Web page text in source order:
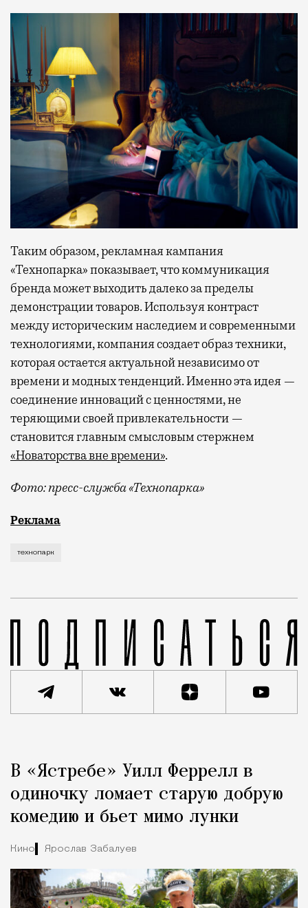
Таким образом, рекламная кампания
«Технопарка» показывает, что коммуникация
бренда может выходить далеко за пределы
демонстрации товаров. Используя контраст
между историческим наследием и современными
технологиями, компания создает образ техники,
которая остается актуальной независимо от
времени и модных тенденций. Именно эта идея —
соединение инноваций с ценностями, не
теряющими своей привлекательности —
становится главным смысловым стержнем
«Новаторства вне времени».
Фото: пресс-служба «Технопарка»
Рекламные кампании техники редко выходят за
Реклама
технопарк
Город
В «Ястребе» Уилл Феррелл в
одиночку ломает старую добрую
комедию и бьет мимо лунки
Кино Ярослав Забалуев